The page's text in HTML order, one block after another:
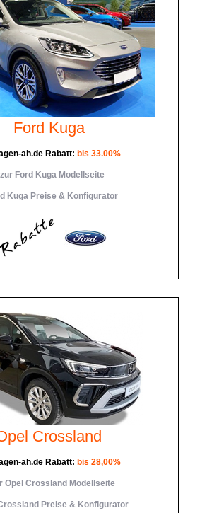
Ford Kuga
ah.de Rabatt: bis 33.00%
Ford Kuga Modellseite
Kuga Preise & Konfigurator
Crossland
ah.de Rabatt: bis 28,00%
Opel Crossland Modellseite
Preise & Konfigurator